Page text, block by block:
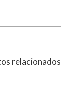
relacionados